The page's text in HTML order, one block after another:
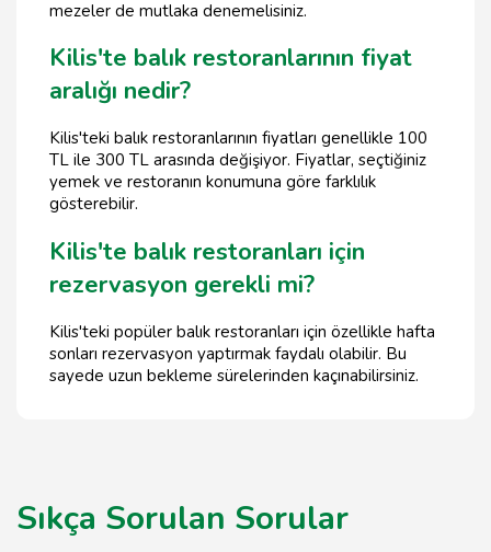
mezeler de mutlaka denemelisiniz.
Kilis'te balık restoranlarının fiyat
aralığı nedir?
Kilis'teki balık restoranlarının fiyatları genellikle 100
TL ile 300 TL arasında değişiyor. Fiyatlar, seçtiğiniz
yemek ve restoranın konumuna göre farklılık
gösterebilir.
Kilis'te balık restoranları için
rezervasyon gerekli mi?
Kilis'teki popüler balık restoranları için özellikle hafta
sonları rezervasyon yaptırmak faydalı olabilir. Bu
sayede uzun bekleme sürelerinden kaçınabilirsiniz.
Sıkça Sorulan Sorular